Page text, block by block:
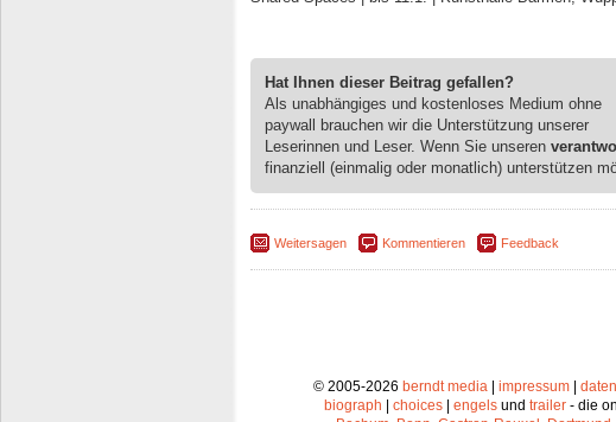
Hat Ihnen dieser Beitrag gefallen?
Als unabhängiges und kostenloses Medium ohne
paywall brauchen wir die Unterstützung unserer
Leserinnen und Leser. Wenn Sie unseren
finanziell (einmalig oder monatlich) unterstützen
Weitersagen Kommentieren Feedback
© 2005-2026 berndt media | impressum|
biograph | choices | engels und trailer - die